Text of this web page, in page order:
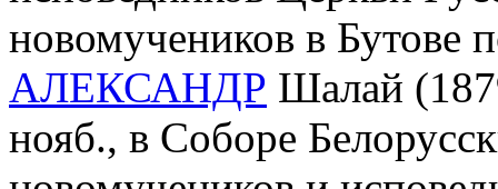
новомучеников в Бутове
АЛЕКСАНДР Шалай
нояб., в Соборе